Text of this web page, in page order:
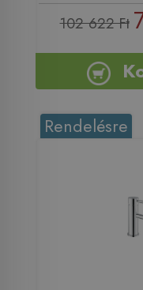
102 622 Ft
Rendelésre